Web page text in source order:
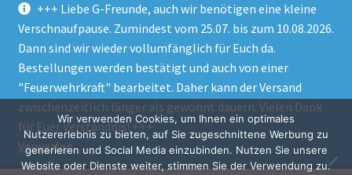
+++ Liebe G-Freunde, auch wir benötigen eine kleine
Verschnaufpause. Zumindest vom 25.07. bis zum 10.08.2026.
Dann sind wir wieder vollumfänglich für Euch da.
Bestellungen werden bestätigt und auch von einer
"Feuerwehrkraft" bearbeitet. Daher kann der Versand
zwischenzeitlich länger als gewohnt dauern. Vielen Dank
für Euer Verständnis! +++
Verwerfen
© GParts24 - G-Klasse w463 Trittbretter, Felgen,
Ersatzteile & Zubebehör.
Datenschutzerklärung
Alle Preise inkl. der gesetzlichen MwSt.
Wir verwenden Cookies, um Ihnen ein optimales
Nutzererlebnis zu bieten, auf Sie zugeschnittene Werbung zu
generieren und Social Media einzubinden. Nutzen Sie unsere
Website oder Dienste weiter, stimmen Sie der Verwendung zu.